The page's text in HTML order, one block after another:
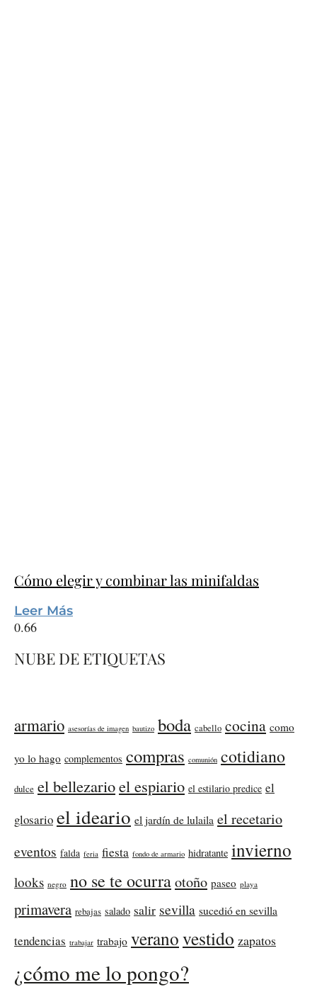
Cómo elegir y combinar las minifaldas
Leer Más
NUBE DE ETIQUETAS
armario asesorías de imagen bautizo boda cabello cocina como
yo lo hago complementos compras comunión cotidiano
dulce el bellezarioel espiario el estilario predice el
glosario el ideario el jardín de lulaila el recetario
eventos falda feria fiesta fondo de armario hidratante invierno
looks negro no se te ocurraotoño paseo playa
primavera rebajas salado salir sevilla sucedió en sevilla
tendencias trabajar trabajo veranovestido zapatos
¿cómo me lo pongo?